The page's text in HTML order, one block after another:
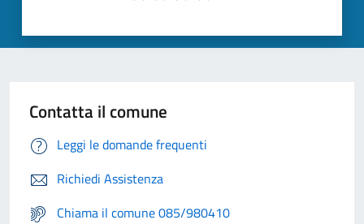
Contatta il comune
Leggi le domande frequenti
Richiedi Assistenza
Chiama il comune 085/980410